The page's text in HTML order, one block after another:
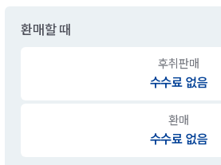
환매할 때
후취판매
수수료 없음
환매
수수료 없음